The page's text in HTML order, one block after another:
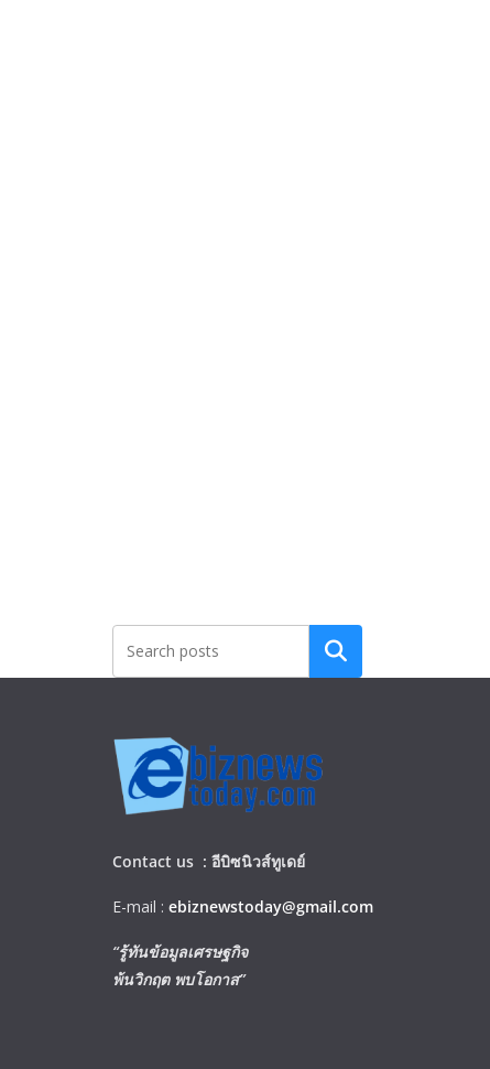
Search
Contact us : อีบิซนิวส์ทูเดย์
E-mail : ebiznewstoday@gmail.com
“รู้ทันข้อมูลเศรษฐกิจ
พ้นวิกฤต พบโอกาส”